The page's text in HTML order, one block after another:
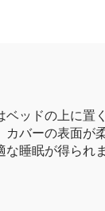
ッドの上に置
バーの表面が
睡眠が得られ